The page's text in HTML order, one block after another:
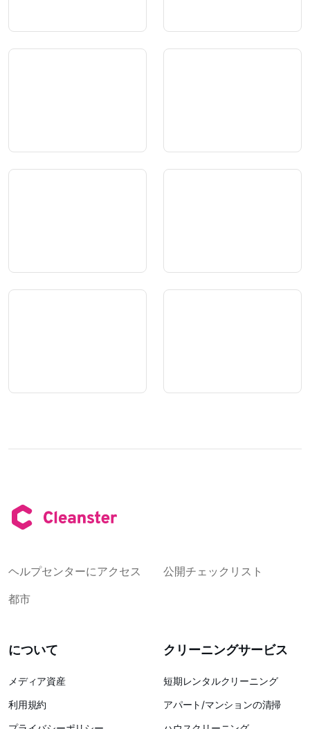
ヘルプセンターにアクセス
公開チェックリスト
都市
について
メディア資産
利用規約
クリーニングサービス
短期レンタルクリーニング
アパート/マンションの清掃